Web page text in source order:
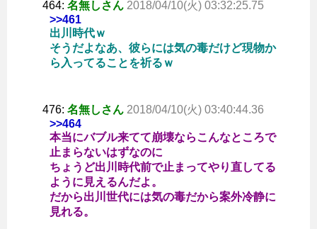
464: 名無しさん 2018/04/10(火) 03:32:25.75
>>461
出川時代ｗ
そうだよなあ、彼らには気の毒だけど現物か
ら入ってることを祈るｗ
476: 名無しさん 2018/04/10(火) 03:40:44.36
>>464
本当にバブル来てて崩壊ならこんなところで
止まらないはずなのに
ちょうど出川時代前で止まってやり直してる
ように見えるんだよ。
だから出川世代には気の毒だから案外冷静に
見れる。